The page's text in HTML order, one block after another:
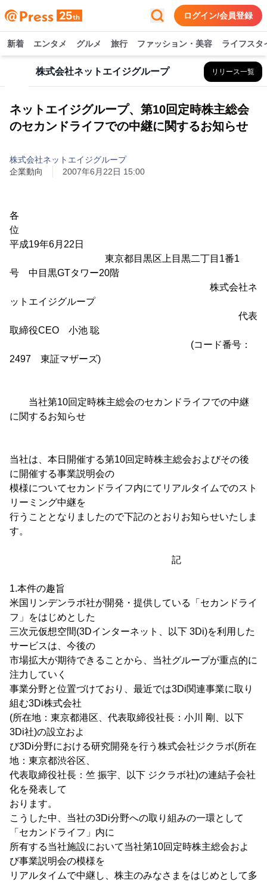
ログイン/会員登録
新着 エンタメ グルメ 旅行 ファッション・美容 ライフスタ
株式会社ネットエイジグループ リリース一覧
ネットエイジグループ、第10回定時株主総会
のセカンドライフでの中継に関するお知らせ
株式会社ネットエイジグループ
企業動向
2007年6月22日 15:00
各
位
平成19年6月22日
東京都目黒区上目黒二丁目1番1
号 中目黒GTタワー20階
株式会社ネ
ットエイジグループ
代表
取締役CEO 小池 聡
(コード番号：
2497 東証マザーズ)
当社第10回定時株主総会のセカンドライフでの中継
に関するお知らせ
当社は、本日開催する第10回定時株主総会およびその後
に開催する事業説明会の
模様についてセカンドライフ内にてリアルタイムでのスト
リーミング中継を
行うこととなりましたので下記のとおりお知らせいたしま
す。
記
1.本件の趣旨
米国リンデンラボ社が開発・提供している「セカンドライ
フ」をはじめとした
三次元仮想空間(3Dインターネット、以下 3Di)を利用した
サービスは、今後の
市場拡大が期待できることから、当社グループが重点的に
注力していく
事業分野と位置づけており、最近では3Di関連事業に取り
組む3Di株式会社
(所在地：東京都港区、代表取締役社長：小川 剛、以下
3Di社)の設立およ
び3Di分野における研究開発を行う株式会社ジクラボ(所在
地：東京都渋谷区、
代表取締役社長：竺 振宇、以下 ジクラボ社)の連結子会社
化を発表して
おります。
こうした中、当社の3Di分野への取り組みの一環として
「セカンドライフ」内に
所有する当社施設において当社第10回定時株主総会およ
び事業説明会の模様を
リアルタイムで中継し、株主のみなさまをはじめとして多